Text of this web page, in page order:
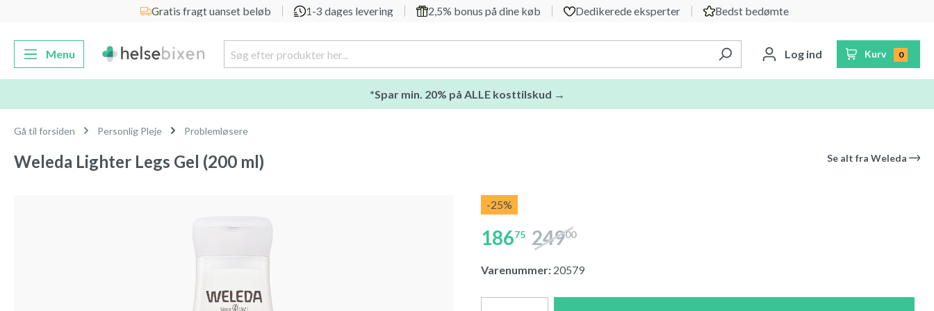
Gå til hovednavigationGratis fragt uanset beløb 1-3 dages levering 2,5% bonus på dine køb Dedikerede eksperter Bedst bedømte
Menu Log ind Kurv 0
*Spar min. 20% på ALLE kosttilskud →
Gå til forsiden Personlig Pleje Problemløsere
Weleda Lighter Legs Gel (200 ml) Se alt fra Weleda
-25%
18675 24900
Varenummer: 20579